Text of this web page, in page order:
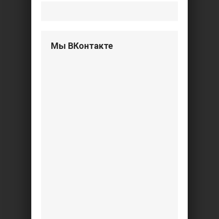
Мы ВКонтакте